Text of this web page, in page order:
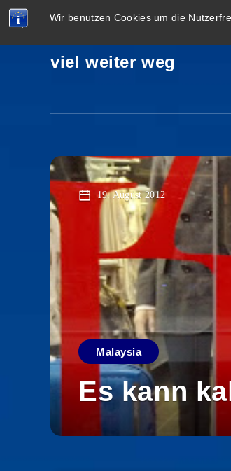
Wir benutzen Cookies um die
viel weiter weg
19. August 2012
Malaysia
Es kann